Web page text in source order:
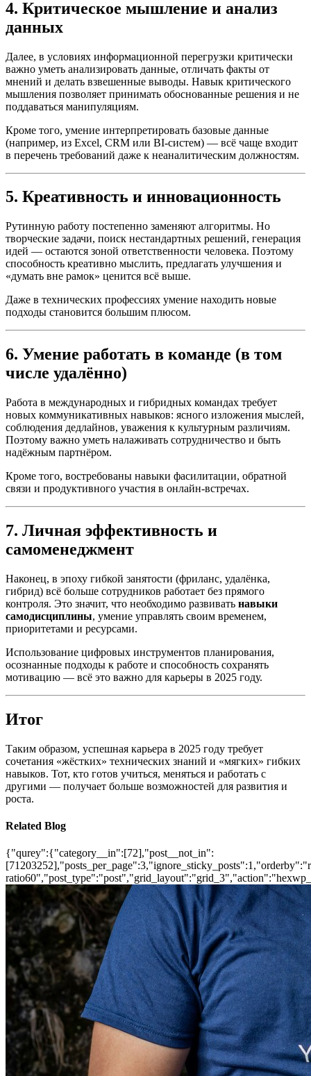
4. Критическое мышление и анализ
данных
Далее, в условиях информационной перегрузки критически
важно уметь анализировать данные, отличать факты от
мнений и делать взвешенные выводы. Навык критического
мышления позволяет принимать обоснованные решения и не
поддаваться манипуляциям.
Кроме того, умение интерпретировать базовые данные
(например, из Excel, CRM или BI-систем) — всё чаще входит
в перечень требований даже к неаналитическим должностям.
5. Креативность и инновационность
Рутинную работу постепенно заменяют алгоритмы. Но
творческие задачи, поиск нестандартных решений, генерация
идей — остаются зоной ответственности человека. Поэтому
способность креативно мыслить, предлагать улучшения и
«думать вне рамок» ценится всё выше.
Даже в технических профессиях умение находить новые
подходы становится большим плюсом.
6. Умение работать в команде (в том
числе удалённо)
Работа в международных и гибридных командах требует
новых коммуникативных навыков: ясного изложения мыслей,
соблюдения дедлайнов, уважения к культурным различиям.
Поэтому важно уметь налаживать сотрудничество и быть
надёжным партнёром.
Кроме того, востребованы навыки фасилитации, обратной
связи и продуктивного участия в онлайн-встречах.
7. Личная эффективность и
самоменеджмент
Наконец, в эпоху гибкой занятости (фриланс, удалёнка,
гибрид) всё больше сотрудников работает без прямого
контроля. Это значит, что необходимо развивать навыки
самодисциплины, умение управлять своим временем,
приоритетами и ресурсами.
Использование цифровых инструментов планирования,
осознанные подходы к работе и способность сохранять
мотивацию — всё это важно для карьеры в 2025 году.
Итог
Таким образом, успешная карьера в 2025 году требует
сочетания «жёстких» технических знаний и «мягких» гибких
навыков. Тот, кто готов учиться, меняться и работать с
другими — получает больше возможностей для развития и
роста.
Related Blog
{"qurey":{"category__in":[72],"post__not_in":